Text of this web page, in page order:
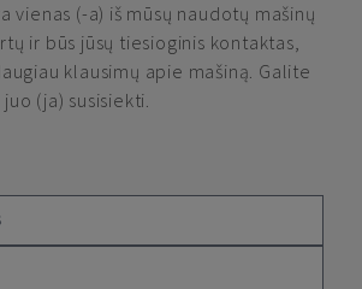
vienas (-a) iš mūsų naudotų mašinų
ir būs jūsų tiesioginis kontaktas,
klausimų apie mašiną. Galite
(ja) susisiekti.